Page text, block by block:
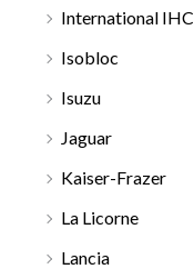
International IHC
Isobloc
Isuzu
Jaguar
Kaiser-Frazer
La Licorne
Lancia